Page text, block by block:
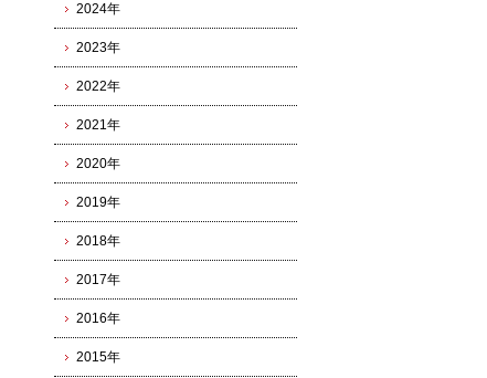
2024年
2023年
2022年
2021年
2020年
2019年
2018年
2017年
2016年
2015年